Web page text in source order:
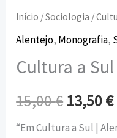
Início /Sociologia /
Alentejo, Monografia,
Cultura a
15,00€ 13,50€
“Em Cultura a Sul |